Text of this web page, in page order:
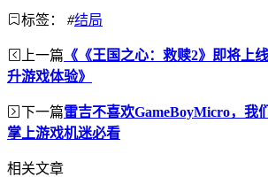
标签： #结局
上一篇 《《王国之心：救赎2》即将上
升游戏体验》
下一篇雷吉不喜欢GameBoyMicro，
掌上游戏机迷必看
相关文章